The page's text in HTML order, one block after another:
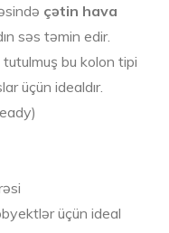
çətin hava
səs təmin edir.
bu kolon tipi
üçün idealdır.
üçün ideal